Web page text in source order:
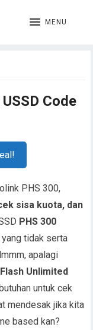
MENU
Code
PHS 300,
sisa kuota, dan
PHS 300
tidak serta
apalagi
Unlimited
untuk cek
mendesak jika kita
based kan?